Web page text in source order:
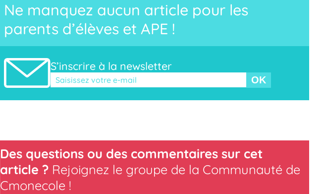
Ne manquez aucun article pour les
parents d’élèves et APE !
S’inscrire à la newsletter
Des questions ou des commentaires sur cet
article ? Rejoignez le groupe de la Communauté de
Cmonecole !